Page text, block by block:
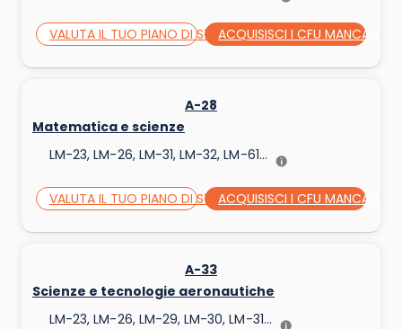
VALUTA IL TUO PIANO DI STUDIACQUISISCI I CFU MANCANTI
A-28
Matematica e scienze
LM-23, LM-26, LM-31, LM-32, LM-61...
VALUTA IL TUO PIANO DI STUDIACQUISISCI I CFU MANCANTI
A-33
Scienze e tecnologie aeronautiche
LM-23, LM-26, LM-29, LM-30, LM-31...